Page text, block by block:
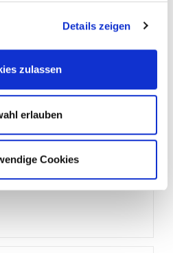
Details zeigen
zulassen
erlauben
Cookies
200